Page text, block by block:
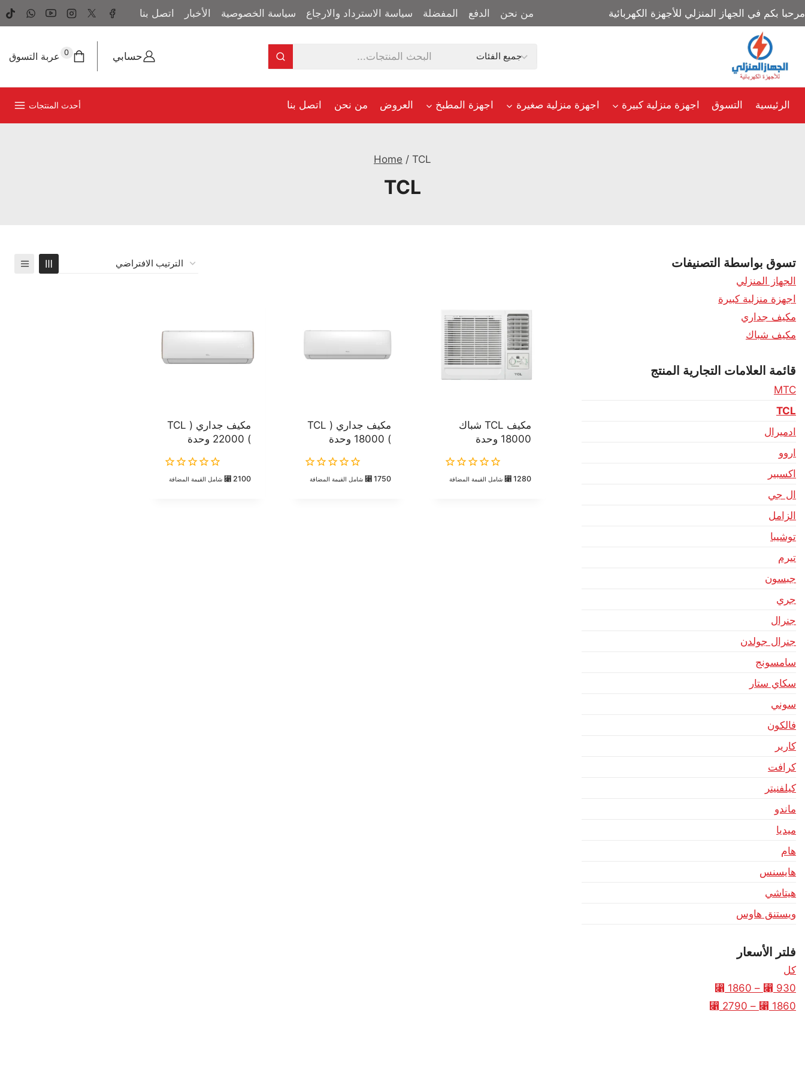
مرحبا بكم في الجهاز المنزلي للأجهزة الكهربائية من نحن الدفع المفضلة سياسة الاسترداد والارجاع سياسة الخصوصية الأخبار اتصل بنا
حسابي 0 عربة التسوق
الرئيسية التسوق اجهزة منزلية كبيرة اجهزة منزلية صغيرة اجهزة المطبخ العروض من نحن اتصل بنا أحدث المنتجات
Home / TCL
TCL
مكيف TCL شباك
18000 وحدة
⃁ 1280 شامل القيمة المضافة
مكيف جداري ( TCL
) 18000 وحدة
⃁ 1750 شامل القيمة المضافة
مكيف جداري ( TCL
) 22000 وحدة
⃁ 2100 شامل القيمة المضافة
تسوق بواسطة التصنيفات
الجهاز المنزلي
اجهزة منزلية كبيرة
مكيف جداري
مكيف شباك
قائمة العلامات التجارية المنتج
MTC
TCL
ادميرال
اروو
اكسبير
ال جي
الزامل
توشيبا
تيرم
جبسون
جري
جنرال
جنرال جولدن
سامسونج
سكاي ستار
سوني
فالكون
كارير
كرافت
كيلفنيتر
ماندو
ميديا
هام
هايسنس
هيتاشي
ويستنق هاوس
فلتر الأسعار
كل
⃁ 930
–
⃁ 1860
⃁ 1860
–
⃁ 2790